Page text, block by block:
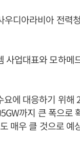
디아라비아 전력
사업대표와 모하
에 대응하기 위
까지 큰 폭으로
매우 클 것으로 예